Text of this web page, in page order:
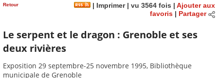
Retour | Imprimer| vu 3564 fois | Ajouter aux
favoris| Partager
Le serpent et le dragon : Grenoble et ses
deux rivières
Exposition 29 septembre-25 novembre 1995, Bibliothèque
municipale de Grenoble